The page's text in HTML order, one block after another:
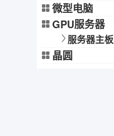
微型电脑
GPU服务器
服务器主板
晶圆